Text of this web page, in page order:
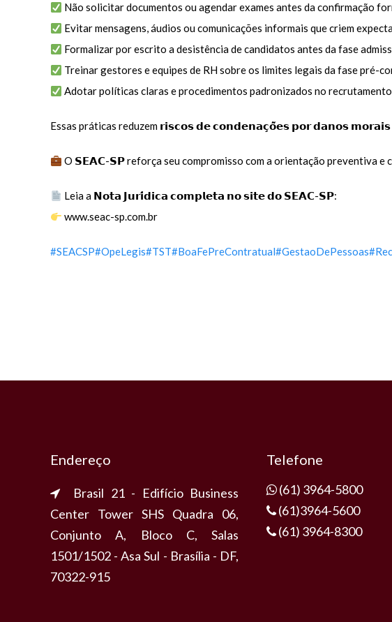
Não solicitar documentos ou agendar exames antes da confirmação
Evitar mensagens, áudios ou comunicações informais que criem
Formalizar por escrito a desistência de candidatos antes da fase
Treinar gestores e equipes de RH sobre os limites legais da fase pré-
Adotar políticas claras e procedimentos padronizados no
Essas práticas reduzem 𝗿𝗶𝘀𝗰𝗼𝘀 𝗱𝗲 𝗰𝗼𝗻𝗱𝗲𝗻𝗮𝗰̧𝗼̃𝗲𝘀 𝗽𝗼𝗿 𝗱𝗮𝗻𝗼𝘀
O 𝗦𝗘𝗔𝗖-𝗦𝗣 reforça seu compromisso com a orientação preventiva e
Leia a 𝗡𝗼𝘁𝗮 𝗝𝘂𝗿𝗶́𝗱𝗶𝗰𝗮 𝗰𝗼𝗺𝗽𝗹𝗲𝘁𝗮 𝗻𝗼 𝘀𝗶𝘁𝗲 𝗱𝗼 𝗦𝗘𝗔𝗖-𝗦𝗣:
www.seac-sp.com.br
#SEACSP#OpeLegis#TST#BoaFePreContratual#GestaoDePessoas
Endereço
Brasil 21 - Edifício Business
Center Tower SHS Quadra 06,
Conjunto A, Bloco C, Salas
1501/1502 - Asa Sul - Brasília - DF,
70322-915
Telefone
(61) 3964-5800
(61)3964-5600
(61) 3964-8300